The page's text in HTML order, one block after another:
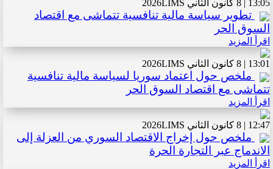
13:05 | 8 كانون الثاني 2026 LIMS
تطوير سياسة مالية تنافسية تتماشى مع اقتصاد
السوق الحر
اقرأ المزيد
13:01 | 8 كانون الثاني 2026 LIMS
ملخص حول اعتماد سوريا لسياسة مالية تنافسية
تتماشى مع اقتصاد السوق الحر
اقرأ المزيد
12:47 | 8 كانون الثاني 2026 LIMS
ملخص حول إخراج الاقتصاد السوري من العزلة إلى
الاندماج عبر التجارة الحرة
اقرأ المزيد